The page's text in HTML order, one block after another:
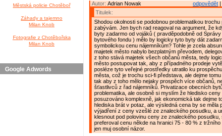
Městská policie Chotěboř
Záhady a tajemno
Milan Knob
Fotografie z Chotěbořska
Milan Knob
Google Adwords
odpovědět
Autor: Adrian Nowak
Titulek:
Shodou okolnosti se podobnou problematikou trochu
zabývám. Jen bych rad reagoval na argument, že
byty zadarmo od vojáků ( pravděpodobně od
bytového fondu ) mělo by logicky tyto byty dát
symbolickou cenu nájemníkům? Tohle je zcela
majetek město nabylo bezplatným převodem,
z toho stává majetek všech občanů města, tedy
město postupovat tak, aby z případného prodeje
posléze tyto veřejné prostředky utratilo ku
města, což je trochu sci-fi představa, ale dejme
tak aby z toho mělo nejaky prospěch více občanů,
šťastlivců z řad nájemníků. Privatizace obecních
problematika, ale osobně si myslím že hledisko ceny
posuzováno komplexně, jak ekonomická tak dejme
hlediska brát v potaz, ale výsledná cena by se měla
výjadření z ceny vzešlé ze znaleckého posudku, a
klesnout pod polovinu ceny ze znaleckého
preferoval cenu někde na hranici 75 - 80 % z tržního
jen muj osobní názor.